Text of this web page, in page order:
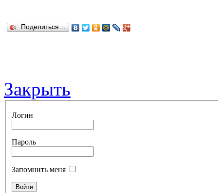
Поделиться…
Закрыть
Логин
Пароль
Запомнить меня